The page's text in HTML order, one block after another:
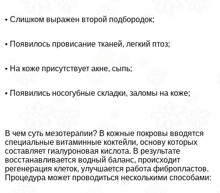
• Слишком выражен второй подбородок;
• Появилось провисание тканей, легкий птоз;
• На коже присутствует акне, сыпь;
• Появились носогубные складки, заломы на коже;
В чем суть мезотерапии? В кожные покровы вводятся
специальные витаминные коктейли, основу которых
составляет гиалуроновая кислота. В результате
восстанавливается водный баланс, происходит
регенерация клеток, улучшается работа фибропластов.
Процедypa может проводиться несколькими способами: